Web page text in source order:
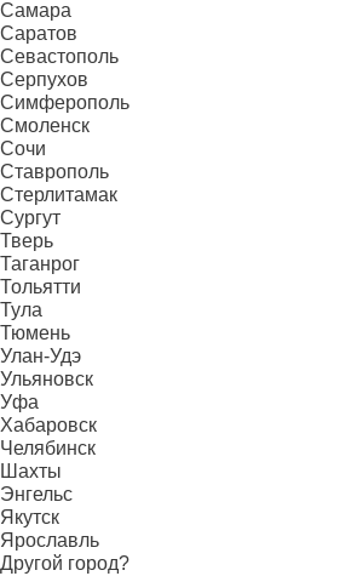
Самара
Саратов
Севастополь
Серпухов
Симферополь
Смоленск
Сочи
Ставрополь
Стерлитамак
Сургут
Тверь
Таганрог
Тольятти
Тула
Тюмень
Улан-Удэ
Ульяновск
Уфа
Хабаровск
Челябинск
Шахты
Энгельс
Якутск
Ярославль
Другой город?